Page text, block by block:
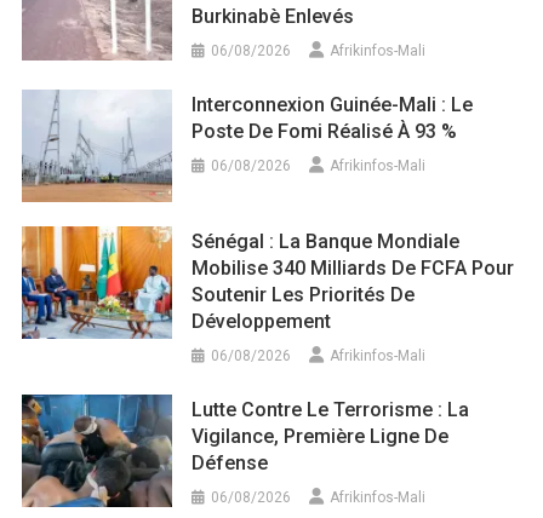
Burkinabè Enlevés
06/08/2026 Afrikinfos-Mali
Interconnexion Guinée-Mali : Le
Poste De Fomi Réalisé À 93 %
06/08/2026 Afrikinfos-Mali
Sénégal : La Banque Mondiale
Mobilise 340 Milliards De FCFA Pour
Soutenir Les Priorités De
Développement
06/08/2026 Afrikinfos-Mali
Lutte Contre Le Terrorisme : La
Vigilance, Première Ligne De
Défense
06/08/2026 Afrikinfos-Mali